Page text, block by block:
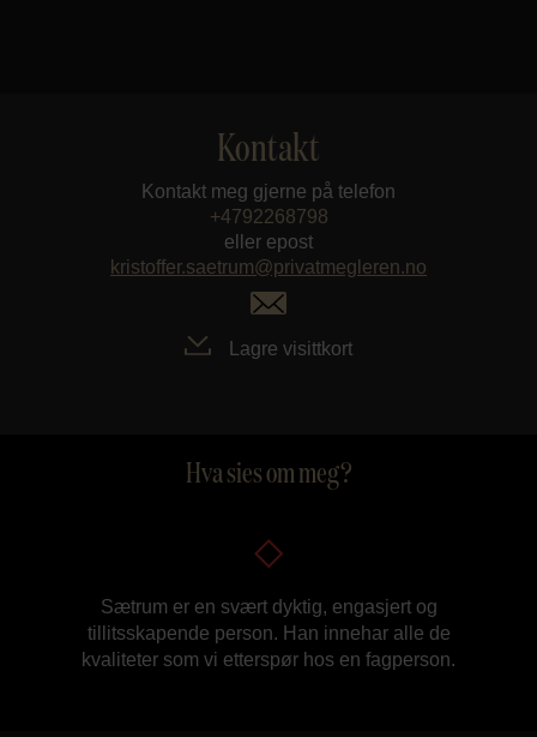
Kontakt
Kontakt meg gjerne på telefon
+4792268798
eller epost
kristoffer.saetrum@privatmegleren.no
Lagre visittkort
Hva sies om meg?
Sætrum er en svært dyktig, engasjert og
tillitsskapende person. Han innehar alle de
kvaliteter som vi etterspør hos en fagperson.